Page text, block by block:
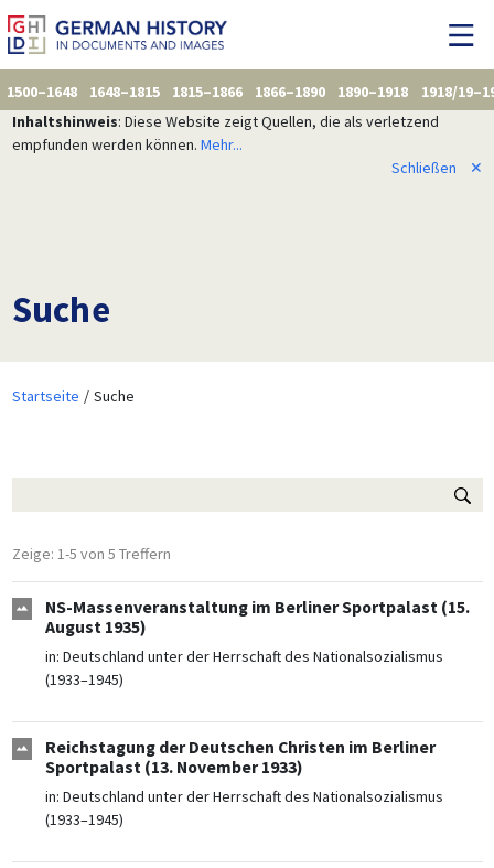
1500–1648 1648–1815 1815–1866 1866–1890 1890–1918
1918/
Inhaltshinweis: Diese Website zeigt Quellen, die als verletzend
empfunden werden können. Mehr...
Schließen
✕
Suche
Startseite Suche
Zeige: 1-5 von 5 Treffern
NS-Massenveranstaltung im Berliner Sportpalast (15.
August 1935)
in: Deutschland unter der Herrschaft des Nationalsozialismus
(1933–1945)
Reichstagung der Deutschen Christen im Berliner
Sportpalast (13. November 1933)
in: Deutschland unter der Herrschaft des Nationalsozialismus
(1933–1945)